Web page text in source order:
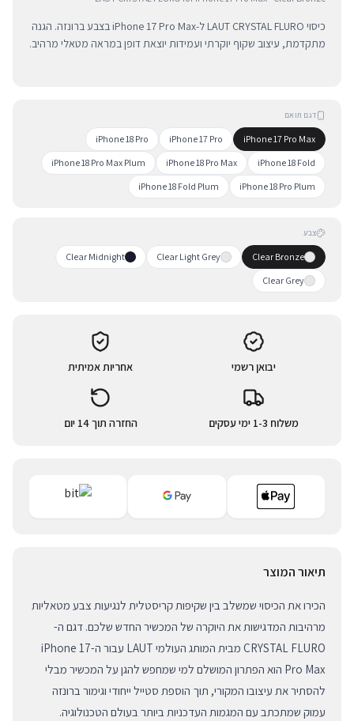
כיסוי LAUT CRYSTAL FLURO ל-iPhone 17 Pro Max בצבע ברונזה. הגנה
מתקדמת, עיצוב שקוף יוקרתי ועמידות יוצאת דופן במראה מטאלי מרהיב.
דגם תואם
iPhone 17 Pro Max
iPhone 17 Pro
iPhone 18 Pro
iPhone 18 Fold
iPhone 18 Pro Max
iPhone 18 Pro Max Plum
iPhone 18 Pro Plum
iPhone 18 Fold Plum
צבע
Clear Bronze
Clear Light Grey
Clear Midnight
Clear Grey
יבואן רשמי אחריות אמיתית
משלוח 1-3 ימי עסקים החזרה תוך 14 יום
תיאור המוצר
הכירו את הכיסוי שמשלב בין שקיפות קריסטלית לנגיעות צבע מטאליות
מרהיבות המדגישות את היוקרה של המכשיר החדש שלכם. דגם ה-
CRYSTAL FLURO מבית המותג העולמי LAUT עבור ה-iPhone 17
Pro Max הוא הפתרון המושלם למי שמחפש להגן על המכשיר מבלי
להסתיר את עיצובו המקורי, תוך הוספת סטייל ייחודי וגימור ברונזה
עמוק שמתכתב עם המגמות העדכניות ביותר בעולם הטכנולוגיה.